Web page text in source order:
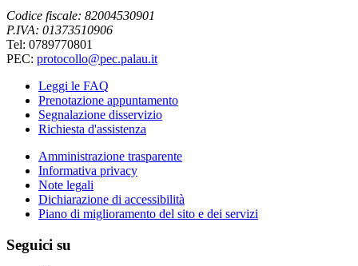
Codice fiscale: 82004530901
P.IVA: 01373510906
Tel: 0789770801
PEC: protocollo@pec.palau.it
Leggi le FAQ
Prenotazione appuntamento
Segnalazione disservizio
Richiesta d'assistenza
Amministrazione trasparente
Informativa privacy
Note legali
Dichiarazione di accessibilità
Piano di miglioramento del sito e dei servizi
Seguici su